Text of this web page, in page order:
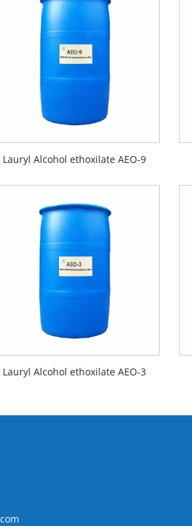
Lauryl Alcohol ethoxilate AEO-9
Lauryl Alcohol ethoxilate AEO-3